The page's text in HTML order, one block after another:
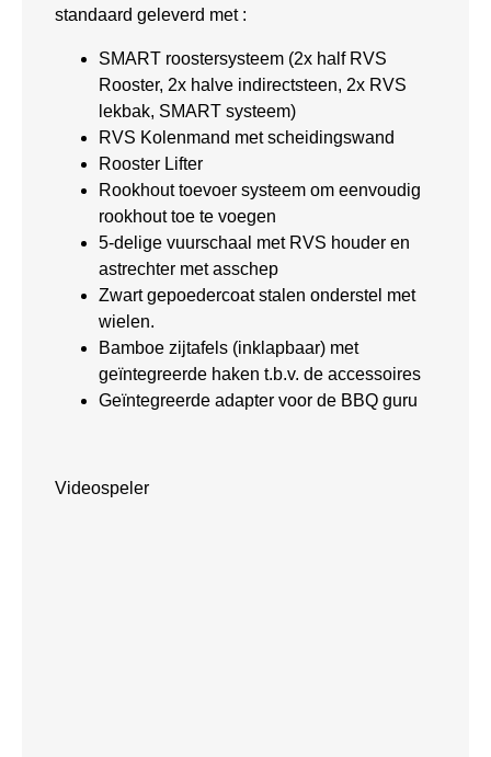
standaard geleverd met :
SMART roostersysteem (2x half RVS
Rooster, 2x halve indirectsteen, 2x RVS
lekbak, SMART systeem)
RVS Kolenmand met scheidingswand
Rooster Lifter
Rookhout toevoer systeem om eenvoudig
rookhout toe te voegen
5-delige vuurschaal met RVS houder en
astrechter met asschep
Zwart gepoedercoat stalen onderstel met
wielen.
Bamboe zijtafels (inklapbaar) met
geïntegreerde haken t.b.v. de accessoires
Geïntegreerde adapter voor de BBQ guru
Videospeler